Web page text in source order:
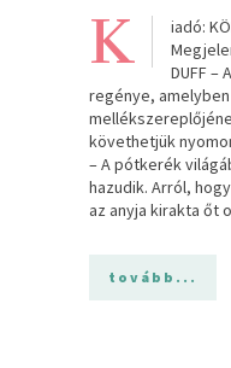
K
iadó:
DUFF –
regénye, amelyben
követhetjük
– A pótkerék
hazudik. Arról,
az anyja kirakta őt
tovább...